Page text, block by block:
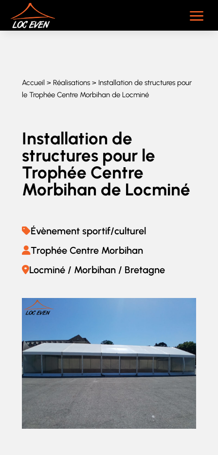
a
Accueil > Réalisations> Installation de structures pour
le Trophée Centre Morbihan de Locminé
Installation de
structures pour le
Trophée Centre
Morbihan de Locminé
Évènement sportif/culturel
Trophée Centre Morbihan
Locminé / Morbihan / Bretagne